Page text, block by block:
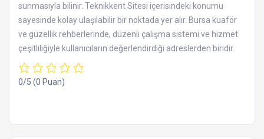
sunmasıyla bilinir. Teknikkent Sitesi içerisindeki konumu
sayesinde kolay ulaşılabilir bir noktada yer alır. Bursa kuaför
ve güzellik rehberlerinde, düzenli çalışma sistemi ve hizmet
çeşitliliğiyle kullanıcıların değerlendirdiği adreslerden biridir.
0/5 (0 Puan)